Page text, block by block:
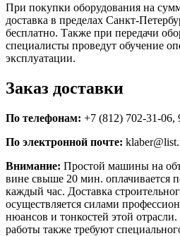
При покупки оборудования на
доставка в пределах Санкт-
бесплатно. Также при передачи
специалисты проведут обучение
эксплуатации.
Заказ доставки
По телефонам: +7 (812) 702-31-06,
По электронной почте:
Внимание: Простой машины на
вине свыше 20 мин. оплачивается
каждый час. Доставка
осуществляется силами
нюансов и тонкостей этой
работы также требуют